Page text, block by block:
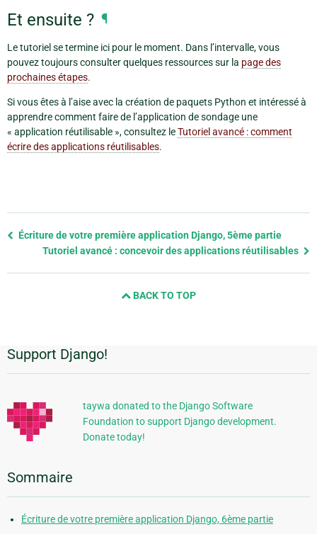
Et ensuite ? ¶
Le tutoriel se termine ici pour le moment. Dans l’intervalle, vous
pouvez toujours consulter quelques ressources sur la page des
prochaines étapes.
Si vous êtes à l’aise avec la création de paquets Python et intéressé à
apprendre comment faire de l’application de sondage une
« application réutilisable », consultez leTutoriel avancé : comment
écrire des applications réutilisables.
Previous
Écriture de votre première application Django, 5ème partie
Tutoriel avancé : concevoir des applications réutilisables
BACK TO TOP
Informations
supplémentaires
Support Django!
taywa donated to the Django Software
Foundation to support Django development.
Donate today!
Sommaire
Écriture de votre première application Django, 6ème partie